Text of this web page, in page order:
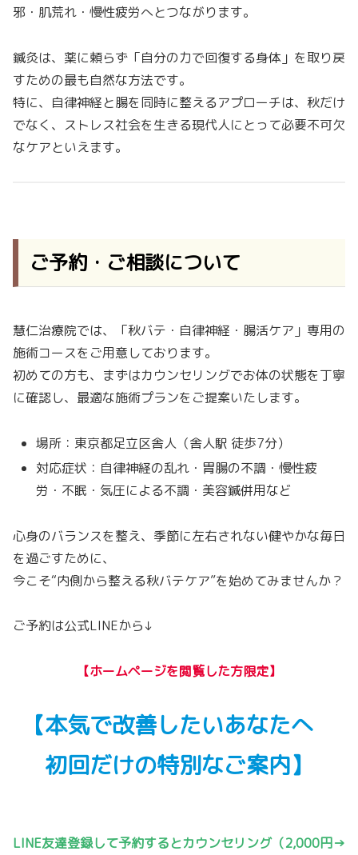
邪・肌荒れ・慢性疲労へとつながります。
鍼灸は、薬に頼らず「自分の力で回復する身体」を取り戻
すための最も自然な方法です。
特に、自律神経と腸を同時に整えるアプローチは、秋だけ
でなく、ストレス社会を生きる現代人にとって必要不可欠
なケアといえます。
ご予約・ご相談について
慧仁治療院では、「秋バテ・自律神経・腸活ケア」専用の
施術コースをご用意しております。
初めての方も、まずはカウンセリングでお体の状態を丁寧
に確認し、最適な施術プランをご提案いたします。
場所：東京都足立区舎人（舎人駅 徒歩7分）
対応症状：自律神経の乱れ・胃腸の不調・慢性疲
労・不眠・気圧による不調・美容鍼併用など
心身のバランスを整え、季節に左右されない健やかな毎日
を過ごすために、
今こそ“内側から整える秋バテケア”を始めてみませんか？
ご予約は公式LINEから↓
【ホームページを閲覧した方限定】
【本気で改善したいあなたへ
初回だけの特別なご案内】
LINE友達登録して予約するとカウンセリング（2,000円→